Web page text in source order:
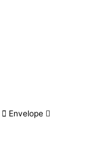
Envelope